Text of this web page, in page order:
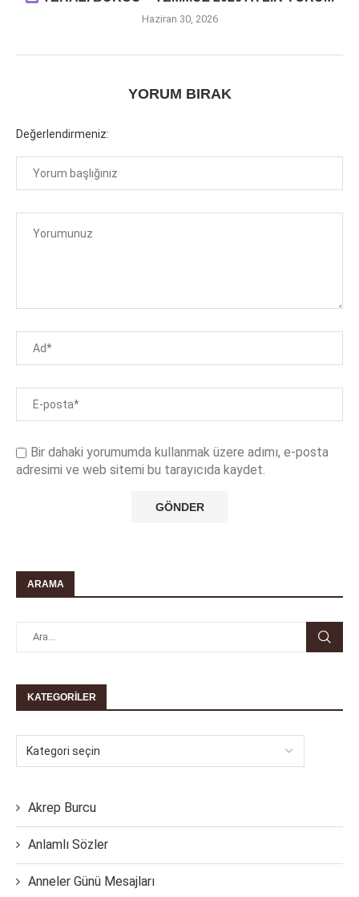
Haziran 30, 2026
YORUM BIRAK
Değerlendirmeniz:
Bir dahaki yorumumda kullanmak üzere adımı, e-posta
adresimi ve web sitemi bu tarayıcıda kaydet.
ARAMA
KATEGORILER
Akrep Burcu
Anlamlı Sözler
Anneler Günü Mesajları